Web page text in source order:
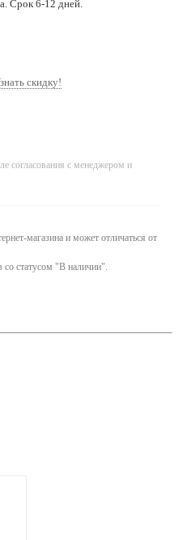
Срок 6-12 дней.
скидку!
согласования с менеджером и
магазина и может отличаться от
со статусом "В наличии".